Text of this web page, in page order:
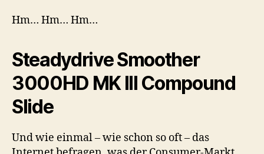
Hm… Hm… Hm…
Steadydrive Smoother
3000HD MK III Compound
Slide
Und wie einmal – wie schon so oft – das